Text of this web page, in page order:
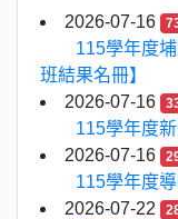
2026-07-16
115學年度
班結果名冊】
2026-07-16
115學年度
2026-07-16
115學年度
2026-07-22